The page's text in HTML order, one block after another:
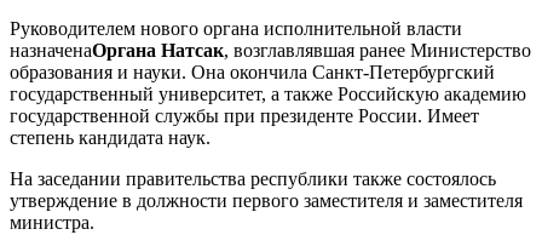
Руководителем нового органа исполнительной власти
назначенаОргана Натсак, возглавлявшая ранее Министерство
образования и науки. Она окончила Санкт-Петербургский
государственный университет, а также Российскую академию
государственной службы при президенте России. Имеет
степень кандидата наук.
На заседании правительства республики также состоялось
утверждение в должности первого заместителя и заместителя
министра.